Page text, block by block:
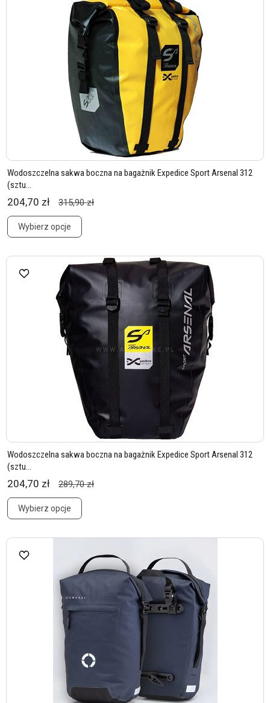
Wodoszczelna sakwa boczna na bagażnik Expedice Sport Arsenal 312
(sztu...
204,70 zł 315,90 zł
Wybierz opcje
Wodoszczelna sakwa boczna na bagażnik Expedice Sport Arsenal 312
(sztu...
204,70 zł 289,70 zł
Wybierz opcje